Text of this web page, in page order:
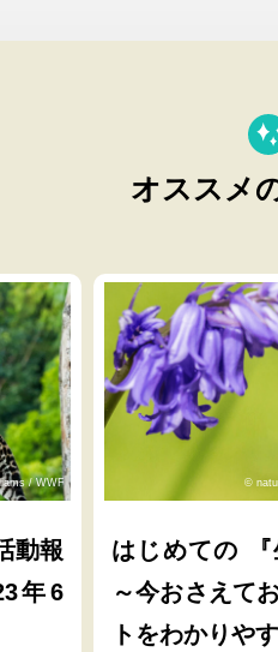
オススメ
/ WWF
動報
年6
©
はじめての 『
～今おさえて
トをわかりや